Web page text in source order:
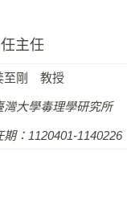
主任
至剛 教授
灣大學毒理學研究所
期：1120401-1140226